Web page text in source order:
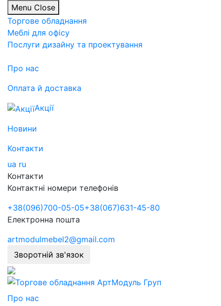
Menu Close
Торгове обладнання
Меблі для офісу
Послуги дизайну та проектування
Про нас
Оплата й доставка
Акції
Новини
Контакти
ua ru
Контакти
Контактні номери телефонів
+38(096)700-05-05+38(067)631-45-80
Електронна пошта
artmodulmebel2@gmail.com
Зворотній зв'язок
Про нас